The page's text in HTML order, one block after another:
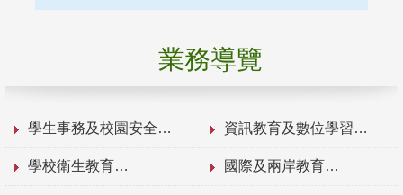
業務導覽
學生事務及校園安全 資訊教育及數位學習
學校衛生教育 國際及兩岸教育